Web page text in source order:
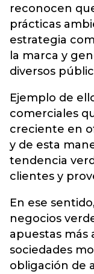
reconocen
prácticas
estrategia
la marca y
diversos
Ejemplo de
comerciales
creciente en
y de esta
tendencia
clientes y
En ese
negocios
apuestas más
sociedades
obligación de